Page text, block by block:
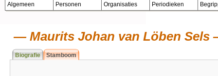
Algemeen Personen Organisaties Periodieken
Maurits Johan van Löben Sels
Biografie Stamboom